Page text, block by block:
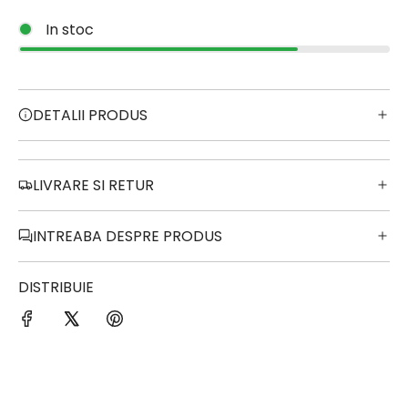
In stoc
DETALII PRODUS
LIVRARE SI RETUR
INTREABA DESPRE PRODUS
DISTRIBUIE